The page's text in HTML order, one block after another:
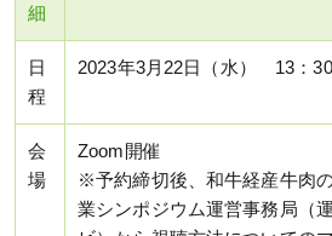
細
日
程
2023年3月22日（水） 13：
会
場
Zoom開催
※予約締切後、和牛経産牛肉
業シンポジウム運営事務局（